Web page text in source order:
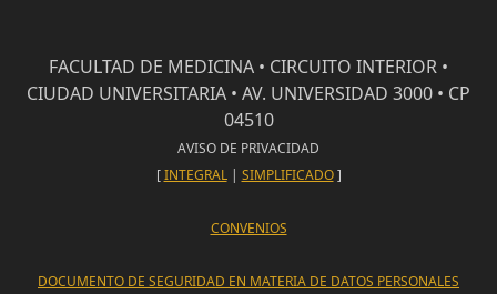
FACULTAD DE MEDICINA • CIRCUITO INTERIOR •
CIUDAD UNIVERSITARIA • AV. UNIVERSIDAD 3000 • CP
04510
AVISO DE PRIVACIDAD
[INTEGRAL| SIMPLIFICADO]
CONVENIOS
DOCUMENTO DE SEGURIDAD EN MATERIA DE DATOS PERSONALES